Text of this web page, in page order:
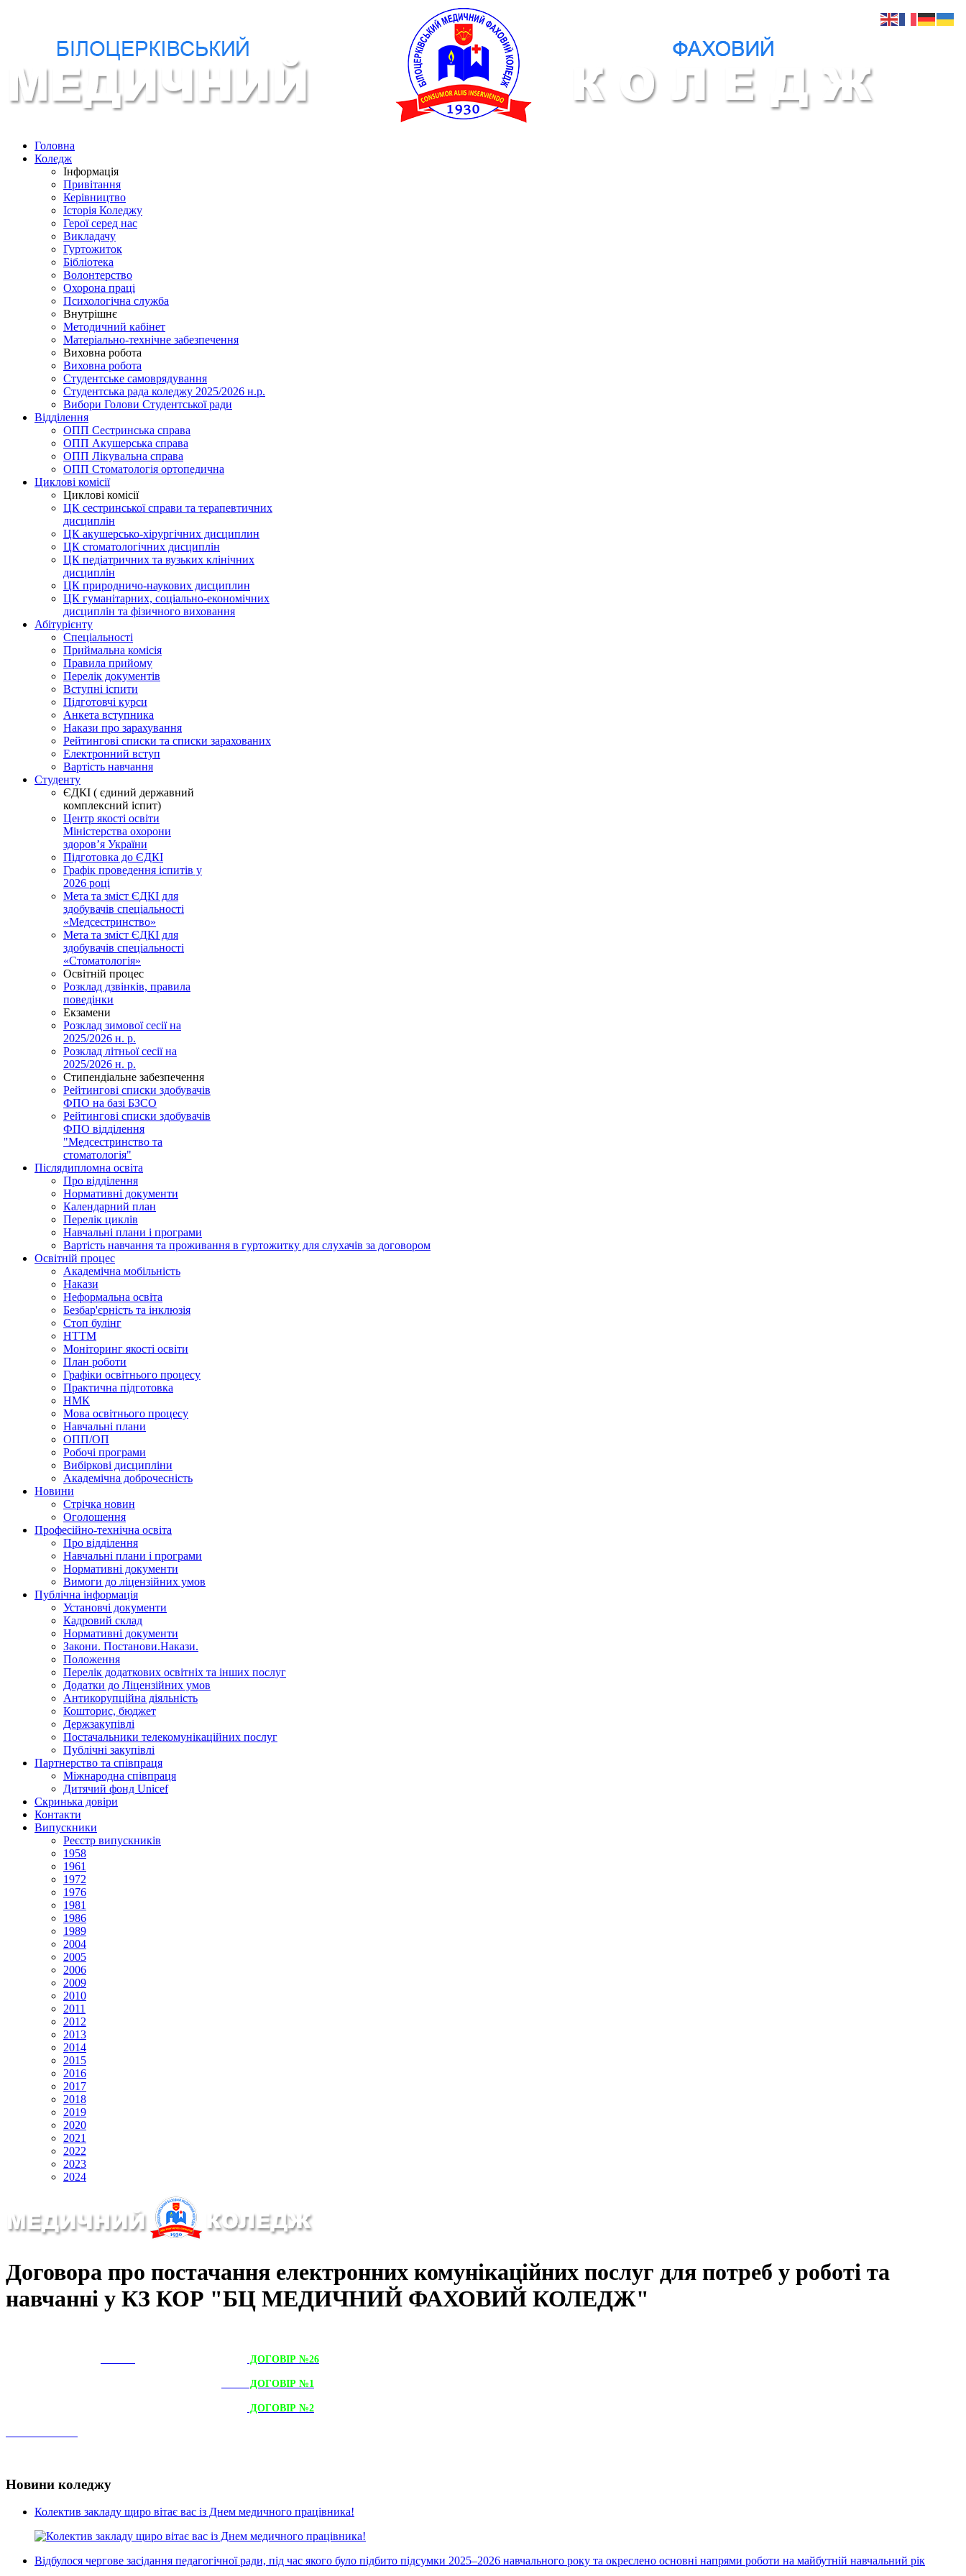
Головна
Коледж
Інформація
Привітання
Керівництво
Історія Коледжу
Герої серед нас
Викладачу
Гуртожиток
Бібліотека
Волонтерство
Охорона праці
Психологічна служба
Внутрішнє
Методичний кабінет
Матеріально-технічне забезпечення
Виховна робота
Виховна робота
Студентське самоврядування
Студентська рада коледжу 2025/2026 н.р.
Вибори Голови Студентської ради
Відділення
ОПП Сестринська справа
ОПП Акушерська справа
ОПП Лікувальна справа
ОПП Стоматологія ортопедична
Циклові комісії
Циклові комісії
ЦК сестринської справи та терапевтичних
дисциплін
ЦК акушерсько-хірургічних дисциплин
ЦК стоматологічних дисциплін
ЦК педіатричних та вузьких клінічних
дисциплін
ЦК природничо-наукових дисциплин
ЦК гуманітарних, соціально-економічних
дисциплін та фізичного виховання
Абітурієнту
Спеціальності
Приймальна комісія
Правила прийому
Перелік документів
Вступні іспити
Підготовчі курси
Анкета вступника
Накази про зарахування
Рейтингові списки та списки зарахованих
Електронний вступ
Вартість навчання
Студенту
ЄДКІ ( єдиний державний
комплексний іспит)
Центр якості освіти
Міністерства охорони
здоровʼя України
Підготовка до ЄДКІ
Графік проведення іспитів у
2026 році
Мета та зміст ЄДКІ для
здобувачів спеціальності
«Медсестринство»
Мета та зміст ЄДКІ для
здобувачів спеціальності
«Стоматологія»
Освітній процес
Розклад дзвінків, правила
поведінки
Екзамени
Розклад зимової сесії на
2025/2026 н. р.
Розклад літньої сесії на
2025/2026 н. р.
Стипендіальне забезпечення
Рейтингові списки здобувачів
ФПО на базі БЗСО
Рейтингові списки здобувачів
ФПО відділення
"Медсестринство та
стоматологія"
Післядипломна освіта
Про відділення
Нормативні документи
Календарний план
Перелік циклів
Навчальні плани і програми
Вартість навчання та проживання в гуртожитку для слухачів за договором
Освітній процес
Академічна мобільність
Накази
Неформальна освіта
Безбар'єрність та інклюзія
Стоп булінг
НТТМ
Моніторинг якості освіти
План роботи
Графіки освітнього процесу
Практична підготовка
НМК
Мова освiтнього процесу
Навчальнi плани
ОПП/ОП
Робочі програми
Вибiрковi дисциплiни
Академічна доброчесність
Новини
Стрічка новин
Оголошення
Професійно-технічна освіта
Про відділення
Навчальні плани і програми
Нормативнi документи
Вимоги до ліцензійних умов
Публічна інформація
Установчi документи
Кадровий склад
Нормативнi документи
Закони. Постанови.Накази.
Положення
Перелік додаткових освітніх та інших послуг
Додатки до Ліцензійних умов
Антикорупційна діяльність
Кошторис, бюджет
Держзакупiвлi
Постачальники телекомунікаційних послуг
Публічні закупівлі
Партнерство та співпраця
Міжнародна співпраця
Дитячий фонд Unicef
Скринька довіри
Контакти
Випускники
Реєстр випускників
1958
1961
1972
1976
1981
1986
1989
2004
2005
2006
2009
2010
2011
2012
2013
2014
2015
2016
2017
2018
2019
2020
2021
2022
2023
2024
Договора про постачання електронних комунікаційних послуг для потреб у роботі та
навчанні у КЗ КОР "БЦ МЕДИЧНИЙ ФАХОВИЙ КОЛЕДЖ"
ДОГОВІР №26
ДОГОВІР №1
ДОГОВІР №2
Новини коледжу
Колектив закладу щиро вітає вас із Днем медичного працівника!
Відбулося чергове засідання педагогічної ради, під час якого було підбито підсумки 2025–2026 навчального року та окреслено основні напрями роботи на майбутній навчальний рік